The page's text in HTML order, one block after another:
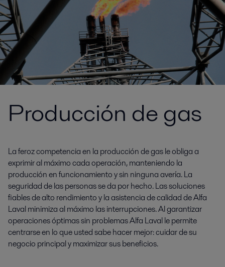
Producción de gas
La feroz competencia en la producción de gas le obliga a
exprimir al máximo cada operación, manteniendo la
producción en funcionamiento y sin ninguna avería. La
seguridad de las personas se da por hecho. Las soluciones
fiables de alto rendimiento y la asistencia de calidad de Alfa
Laval minimiza al máximo las interrupciones. Al garantizar
operaciones óptimas sin problemas Alfa Laval le permite
centrarse en lo que usted sabe hacer mejor: cuidar de su
negocio principal y maximizar sus beneficios.